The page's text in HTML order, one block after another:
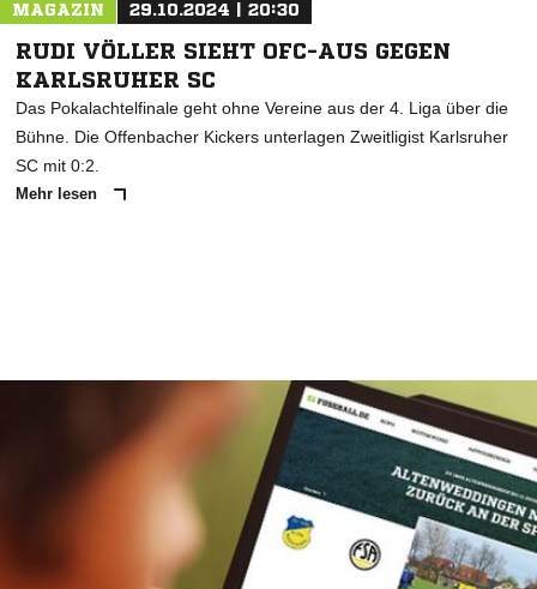
MAGAZIN 29.10.2024 | 20:30
RUDI VÖLLER SIEHT OFC-AUS GEGEN
KARLSRUHER SC
Das Pokalachtelfinale geht ohne Vereine aus der 4. Liga über die
Bühne. Die Offenbacher Kickers unterlagen Zweitligist Karlsruher
SC mit 0:2.
Mehr lesen